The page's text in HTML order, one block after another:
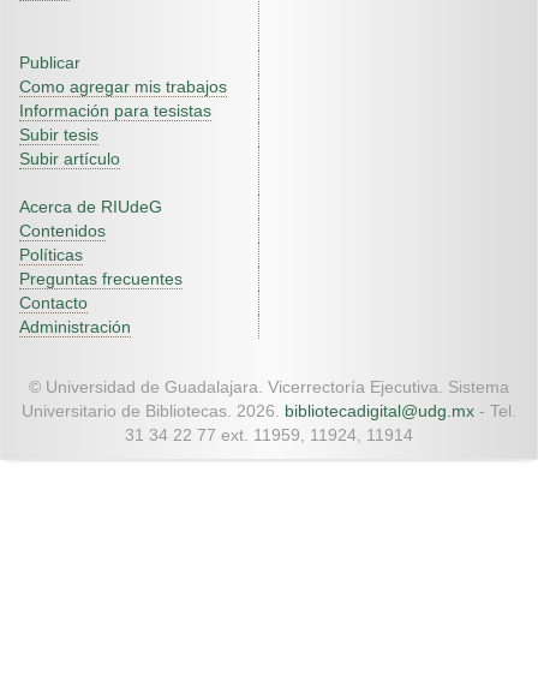
Publicar
Como agregar mis trabajos
Información para tesistas
Subir tesis
Subir artículo
Acerca de RIUdeG
Contenidos
Políticas
Preguntas frecuentes
Contacto
Administración
© Universidad de Guadalajara. Vicerrectoría Ejecutiva. Sistema
Universitario de Bibliotecas. 2026. bibliotecadigital@udg.mx - Tel.
31 34 22 77 ext. 11959, 11924, 11914